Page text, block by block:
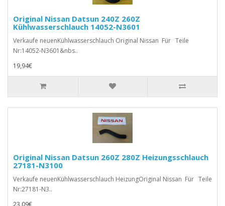
Original Nissan Datsun 240Z 260Z
Kühlwasserschlauch 14052-N3601
Verkaufe neuenKühlwasserschlauch Original Nissan Für Teile
Nr:14052-N3601&nbs..
19,94€
Original Nissan Datsun 260Z 280Z Heizungsschlauch
27181-N3100
Verkaufe neuenKühlwasserschlauch HeizungOriginal Nissan Für Teile
Nr:27181-N3..
23,09€